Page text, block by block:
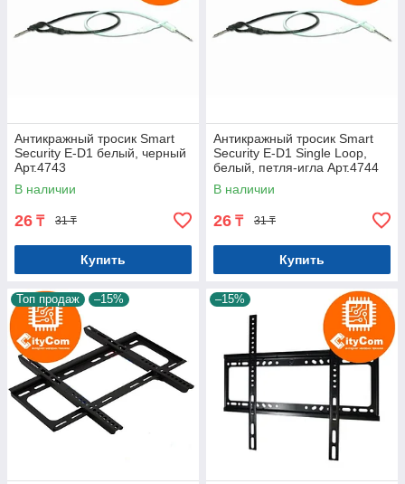
Антикражный тросик Smart
Security E-D1 белый, черный
Арт.4743
В наличии
26 ₸ 31 ₸
Купить
Антикражный тросик Smart
Security E-D1 Single Loop,
белый, петля-игла Арт.4744
В наличии
26 ₸ 31 ₸
Купить
Топ продаж –15% –15%